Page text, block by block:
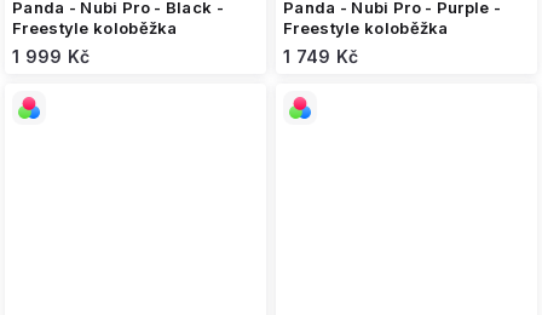
Panda - Nubi Pro - Black -
Freestyle koloběžka
1 999 Kč
Panda - Nubi Pro - Purple -
Freestyle koloběžka
1 749 Kč